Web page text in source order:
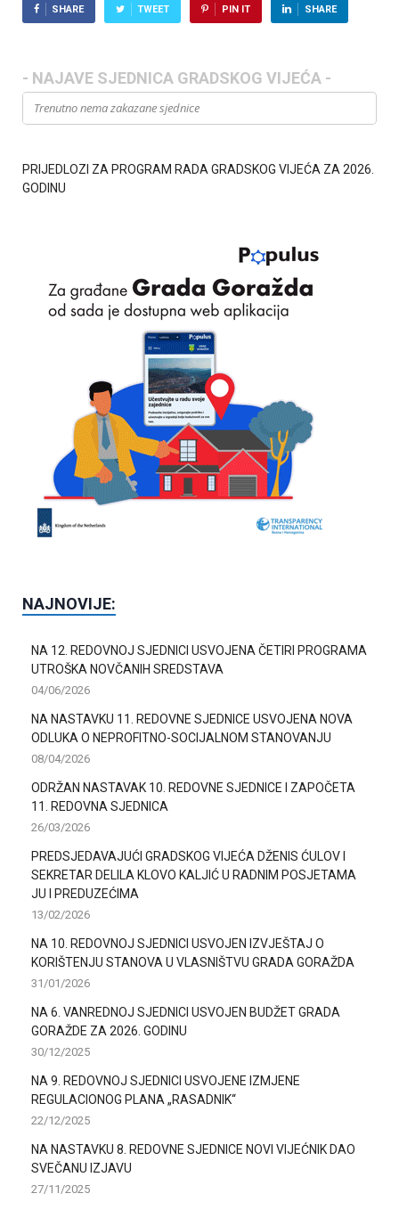
SHARE TWEET PIN IT SHARE
- NAJAVE SJEDNICA GRADSKOG VIJEĆA -
Trenutno nema zakazane sjednice
PRIJEDLOZI ZA PROGRAM RADA GRADSKOG VIJEĆA ZA 2026.
GODINU
NAJNOVIJE:
NA 12. REDOVNOJ SJEDNICI USVOJENA ČETIRI PROGRAMA
UTROŠKA NOVČANIH SREDSTAVA
04/06/2026
NA NASTAVKU 11. REDOVNE SJEDNICE USVOJENA NOVA
ODLUKA O NEPROFITNO-SOCIJALNOM STANOVANJU
08/04/2026
ODRŽAN NASTAVAK 10. REDOVNE SJEDNICE I ZAPOČETA
11. REDOVNA SJEDNICA
26/03/2026
PREDSJEDAVAJUĆI GRADSKOG VIJEĆA DŽENIS ĆULOV I
SEKRETAR DELILA KLOVO KALJIĆ U RADNIM POSJETAMA
JU I PREDUZEĆIMA
13/02/2026
NA 10. REDOVNOJ SJEDNICI USVOJEN IZVJEŠTAJ O
KORIŠTENJU STANOVA U VLASNIŠTVU GRADA GORAŽDA
31/01/2026
NA 6. VANREDNOJ SJEDNICI USVOJEN BUDŽET GRADA
GORAŽDE ZA 2026. GODINU
30/12/2025
NA 9. REDOVNOJ SJEDNICI USVOJENE IZMJENE
REGULACIONOG PLANA „RASADNIK“
22/12/2025
NA NASTAVKU 8. REDOVNE SJEDNICE NOVI VIJEĆNIK DAO
SVEČANU IZJAVU
27/11/2025